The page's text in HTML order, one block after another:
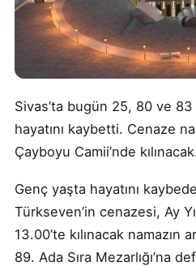
Sivas’ta bugün 25, 80 ve
hayatını kaybetti. Cenaze
Çayboyu Camii’nde
Genç yaşta hayatını
Türkseven’in cenazesi, Ay
13.00’te kılınacak namazın
89. Ada Sıra Mezarlığı’na